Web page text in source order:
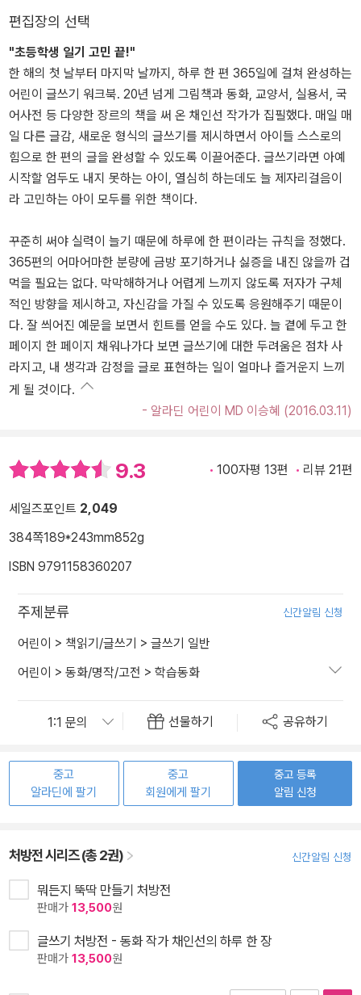
편집장의 선택
"초등학생 일기 고민 끝!"
한 해의 첫 날부터 마지막 날까지, 하루 한 편 365일에 걸쳐 완성하는
어린이 글쓰기 워크북. 20년 넘게 그림책과 동화, 교양서, 실용서, 국
어사전 등 다양한 장르의 책을 써 온 채인선 작가가 집필했다. 매일 매
일 다른 글감, 새로운 형식의 글쓰기를 제시하면서 아이들 스스로의
힘으로 한 편의 글을 완성할 수 있도록 이끌어준다. 글쓰기라면 아예
시작할 엄두도 내지 못하는 아이, 열심히 하는데도 늘 제자리걸음이
라 고민하는 아이 모두를 위한 책이다.
꾸준히 써야 실력이 늘기 때문에 하루에 한 편이라는 규칙을 정했다.
365편의 어마어마한 분량에 금방 포기하거나 싫증을 내진 않을까 겁
먹을 필요는 없다. 막막해하거나 어렵게 느끼지 않도록 저자가 구체
적인 방향을 제시하고, 자신감을 가질 수 있도록 응원해주기 때문이
다. 잘 씌어진 예문을 보면서 힌트를 얻을 수도 있다. 늘 곁에 두고 한
페이지 한 페이지 채워나가다 보면 글쓰기에 대한 두려움은 점차 사
라지고, 내 생각과 감정을 글로 표현하는 일이 얼마나 즐거운지 느끼
게 될 것이다.
- 알라딘 어린이 MD 이승혜 (2016.03.11)
9.3 100자평 13편 리뷰 21편
세일즈포인트 2,049
384쪽189*243mm852g
ISBN 9791158360207
주제분류 신간알림 신청
어린이 > 책읽기/글쓰기 > 글쓰기 일반
어린이 > 동화/명작/고전 > 학습동화
선물하기 공유하기
중고
알라딘에 팔기
중고
회원에게 팔기
중고 등록
알림 신청
처방전 시리즈 (총 2권) 신간알림 신청
뭐든지 뚝딱 만들기 처방전
판매가 13,500원
글쓰기 처방전 - 동화 작가 채인선의 하루 한 장
판매가 13,500원